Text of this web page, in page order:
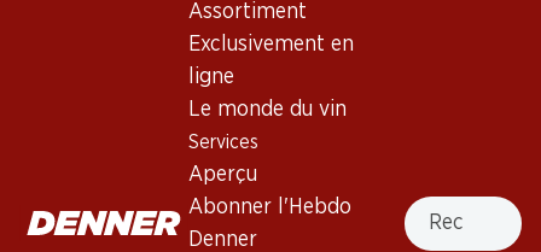
Assortiment
Exclusivement en
ligne
Le monde du vin
Services
Aperçu
Abonner l'Hebdo
Denner
Recherche
Epicuro Bianco Salice Salentino
les Pouilles, 2025
Robe jaune pâle. Nez au parfum délicat de fruits secs et
d’herbes méditerranéennes, avec des notes florales. Bouche
pleine, à l’acidité séveuse. Finale douce et fruitée.